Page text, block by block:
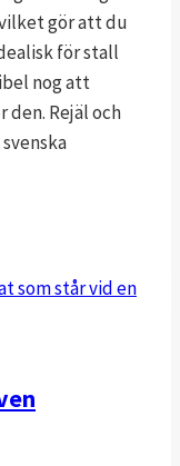
gör att du
för stall
nog att
den. Rejäl och